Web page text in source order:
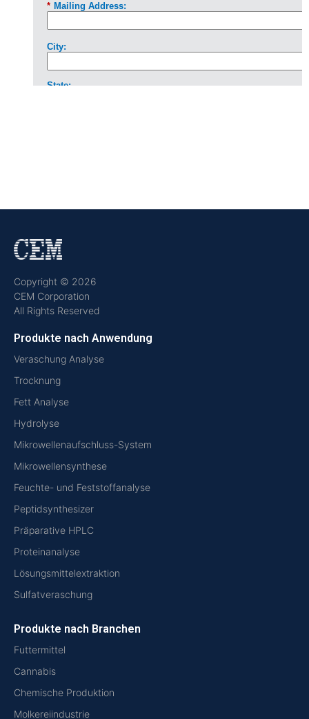
Copyright © 2026
CEM Corporation
All Rights Reserved
Produkte nach Anwendung
Veraschung Analyse
Trocknung
Fett Analyse
Hydrolyse
Mikrowellenaufschluss-System
Mikrowellensynthese
Feuchte- und Feststoffanalyse
Peptidsynthesizer
Präparative HPLC
Proteinanalyse
Lösungsmittelextraktion
Sulfatveraschung
Produkte nach Branchen
Futtermittel
Cannabis
Chemische Produktion
Molkereiindustrie